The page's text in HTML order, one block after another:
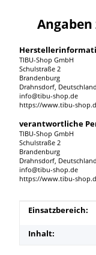
TIBU-Shop GmbH
Schulstraße 2
Brandenburg
Drahnsdorf,
info@tibu-shop.de
https://www.tibu-
verantwortliche
TIBU-Shop GmbH
Schulstraße 2
Brandenburg
Drahnsdorf,
info@tibu-shop.de
https://www.tibu-
Wert
Einsatzbereich:
Inhalt: